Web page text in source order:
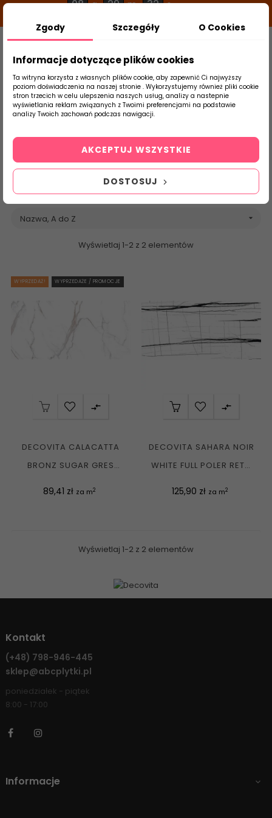
08 g 29 m 31 s
Szukaj
produktu
Strona Główna Brands Decovita
Lista produktów
marki Decovita
Nazwa, A do Z 
Wyświetlaj 1-2 z 2 elementów
WYPRZEDAŻ! WYPRZEDAŻE / PROMOCJE

DECOVITA CALACATTA
BRONZ SUGAR GRES
Cena
89,41 zł za m2

DECOVITA SAHARA NOIR
WHITE FULL POLER RETT.
Cena
125,90 zł za m2
Wyświetlaj 1-2 z 2 elementów
Kontakt
(+48) 798-946-445
sklep@abcplytki.pl
poniedziałek - piątek
8:00 - 17:00
Facebook
Informacje 
Zgody Szczegóły O Cookies
Informacje dotyczące plików cookies
Ta witryna korzysta z własnych plików cookie, aby zapewnić Ci najwyższy
poziom doświadczenia na naszej stronie . Wykorzystujemy również pliki cookie
stron trzecich w celu ulepszenia naszych usług, analizy a nastepnie
wyświetlania reklam związanych z Twoimi preferencjami na podstawie
analizy Twoich zachowań podczas nawigacji.
DOSTOSUJ
AKCEPTUJ WSZYSTKIE